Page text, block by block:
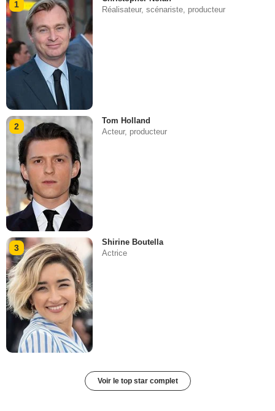
1
Réalisateur, scénariste, producteur
2
Tom Holland
Acteur, producteur
3
Shirine Boutella
Actrice
Voir le top star complet